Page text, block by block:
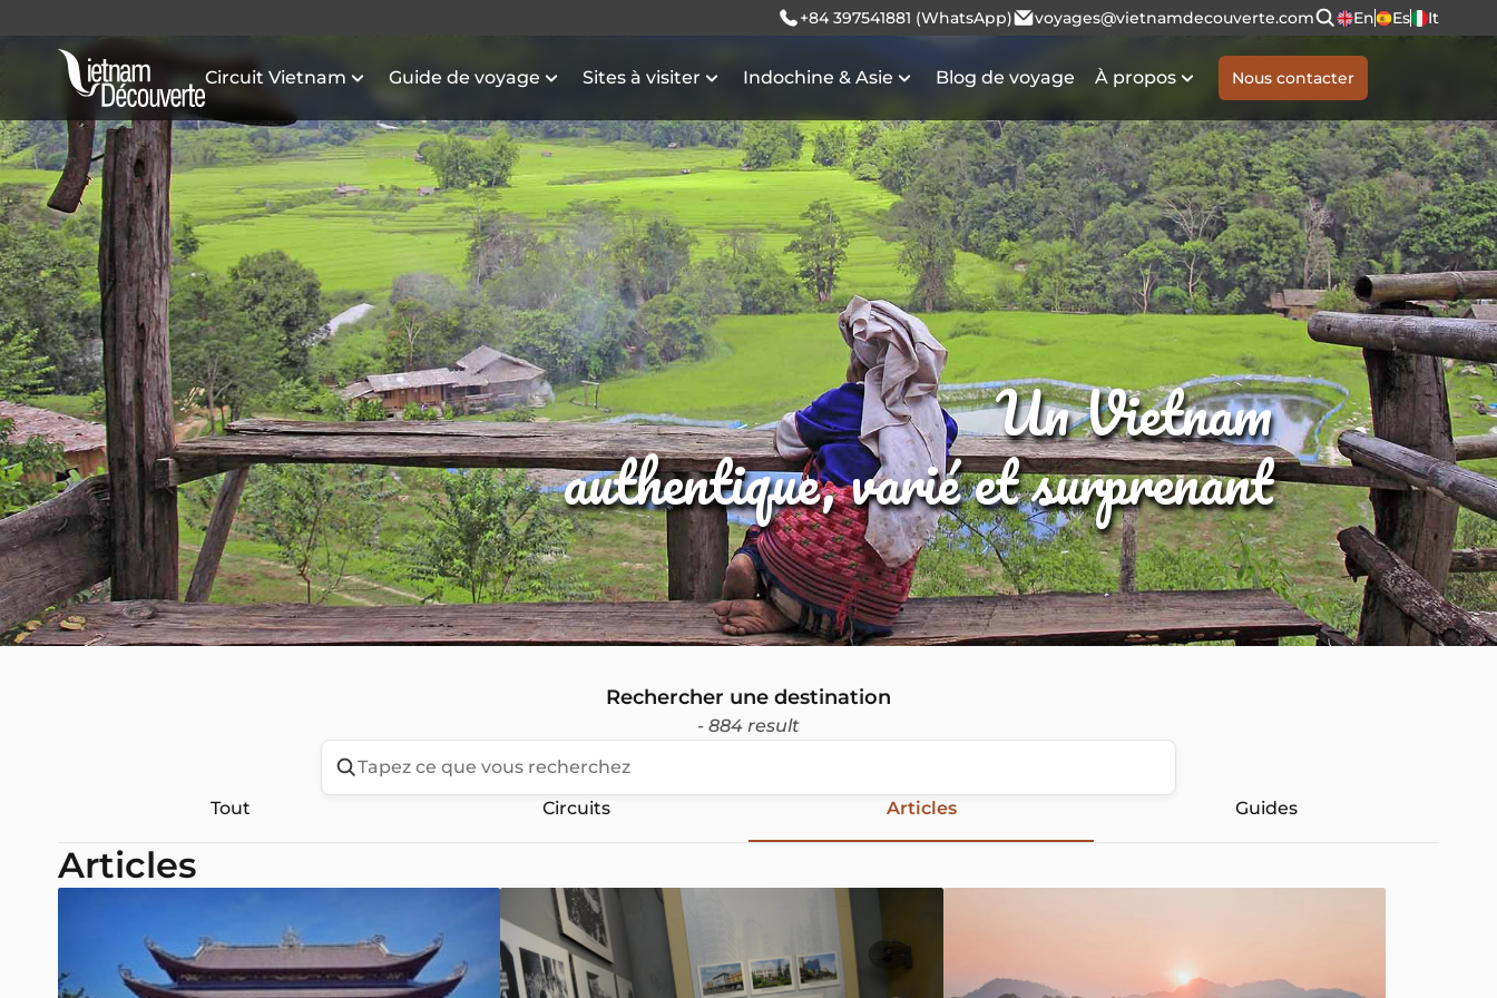
+84 397541881 (WhatsApp) voyages@vietnamdecouverte.com En Es It
Circuit Vietnam Guide de voyage Sites à visiter Indochine & Asie Blog de voyage À propos Nous contacter
Un Vietnam
authentique, varié et surprenant
Rechercher une destination
- 884 result
Tout Circuits Articles Guides
Articles